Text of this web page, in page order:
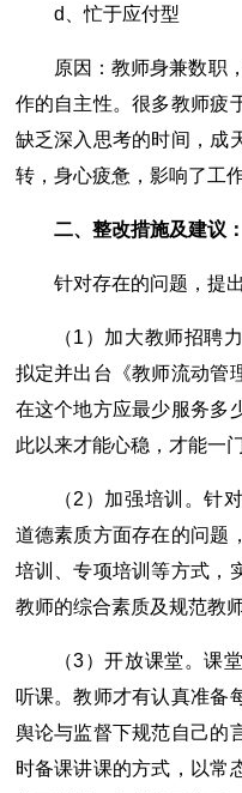
d、忙于应付型
原因：教师身兼数职
作的自主性。很多教师疲
缺乏深入思考的时间，成
转，身心疲惫，影响了工作
二、整改措施及建议：
针对存在的问题，提
（1）加大教师招聘
拟定并出台《教师流动管
在这个地方应最少服务多
此以来才能心稳，才能一
（2）加强培训。针
道德素质方面存在的问题
培训、专项培训等方式，
教师的综合素质及规范教
（3）开放课堂。课
听课。教师才有认真准备
舆论与监督下规范自己的
时备课讲课的方式，以常